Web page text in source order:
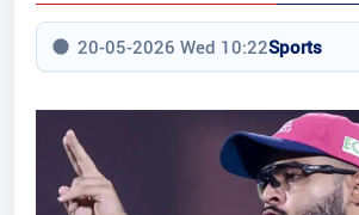
20-05-2026 Wed 10:22Sports